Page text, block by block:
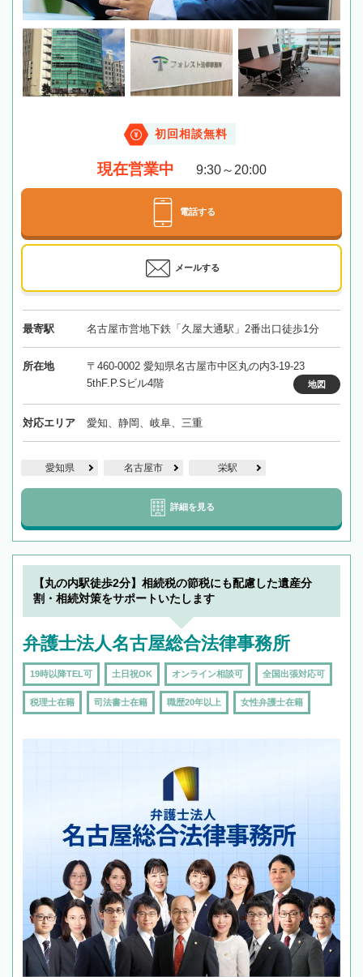
初回相談無料
現在営業中 9:30～20:00
電話する
メールする
最寄駅 名古屋市営地下鉄「久屋大通駅」2番出口徒歩1分
所在地
〒460-0002 愛知県名古屋市中区丸の内3-19-23
5thF.P.Sビル4階
地図
対応エリア 愛知、静岡、岐阜、三重
愛知県 名古屋市 栄駅
詳細を見る
【丸の内駅徒歩2分】相続税の節税にも配慮した遺産分
割・相続対策をサポートいたします
弁護士法人名古屋総合法律事務所
19時以降TEL可 土日祝OK オンライン相談可 全国出張対応可
税理士在籍 司法書士在籍 職歴20年以上 女性弁護士在籍